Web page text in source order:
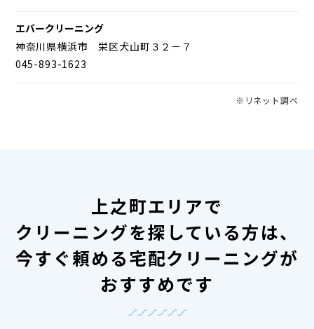
エバークリーニング
神奈川県横浜市 栄区犬山町３２－７
045-893-1623
※リネット調べ
上之町エリアで
クリーニングを探している方は、
今すぐ頼める宅配クリーニングが
おすすめです